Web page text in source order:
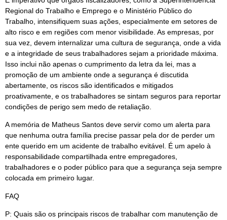
Regional do Trabalho e Emprego e o Ministério Público do
Trabalho, intensifiquem suas ações, especialmente em setores de
alto risco e em regiões com menor visibilidade. As empresas, por
sua vez, devem internalizar uma cultura de segurança, onde a vida
e a integridade de seus trabalhadores sejam a prioridade máxima.
Isso inclui não apenas o cumprimento da letra da lei, mas a
promoção de um ambiente onde a segurança é discutida
abertamente, os riscos são identificados e mitigados
proativamente, e os trabalhadores se sintam seguros para reportar
condições de perigo sem medo de retaliação.
A memória de Matheus Santos deve servir como um alerta para
que nenhuma outra família precise passar pela dor de perder um
ente querido em um acidente de trabalho evitável. É um apelo à
responsabilidade compartilhada entre empregadores,
trabalhadores e o poder público para que a segurança seja sempre
colocada em primeiro lugar.
FAQ
P: Quais são os principais riscos de trabalhar com manutenção de